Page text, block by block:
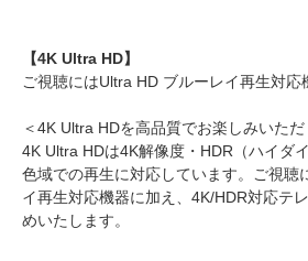
【4K Ultra HD】
ご視聴にはUltra HD ブルーレイ再生対応
＜4K Ultra HDを高品質でお楽しみいただ
4K Ultra HDは4K解像度・HDR（ハイダ
色域での再生に対応しています。ご視聴
イ再生対応機器に加え、4K/HDR対応テ
めいたします。